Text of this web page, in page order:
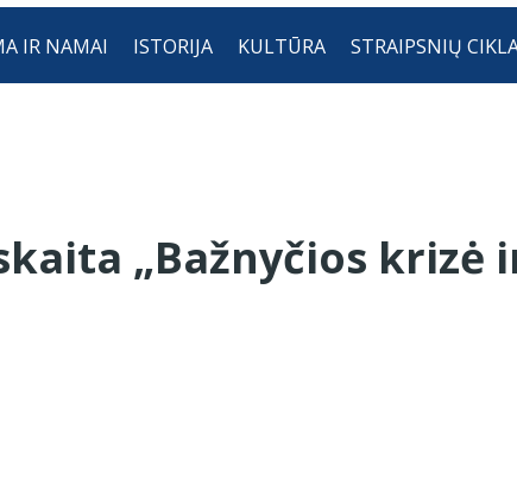
IR NAMAI ISTORIJA KULTŪRA STRAIPSNIŲ
„Bažnyčios krizė